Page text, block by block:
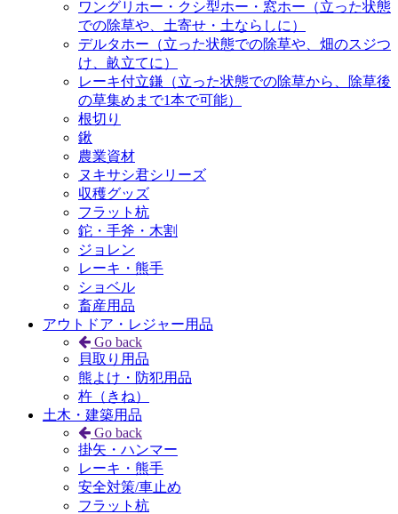
ワングリホー・クシ型ホー・窓ホー（立った状態
での除草や、土寄せ・土ならしに）
デルタホー（立った状態での除草や、畑のスジつ
け、畝立てに）
レーキ付立鎌（立った状態での除草から、除草後
の草集めまで1本で可能）
根切り
鍬
農業資材
ヌキサシ君シリーズ
収穫グッズ
フラット杭
鉈・手斧・木割
ジョレン
レーキ・熊手
ショベル
畜産用品
アウトドア・レジャー用品
Go back
貝取り用品
熊よけ・防犯用品
杵（きね）
土木・建築用品
Go back
掛矢・ハンマー
レーキ・熊手
安全対策/車止め
フラット杭